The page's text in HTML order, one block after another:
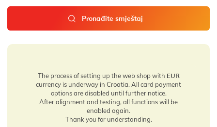
Pronađite smještaj
The process of setting up the web shop with EUR
currency is underway in Croatia. All card payment
options are disabled until further notice.
After alignment and testing, all functions will be
enabled again.
Thank you for understanding.